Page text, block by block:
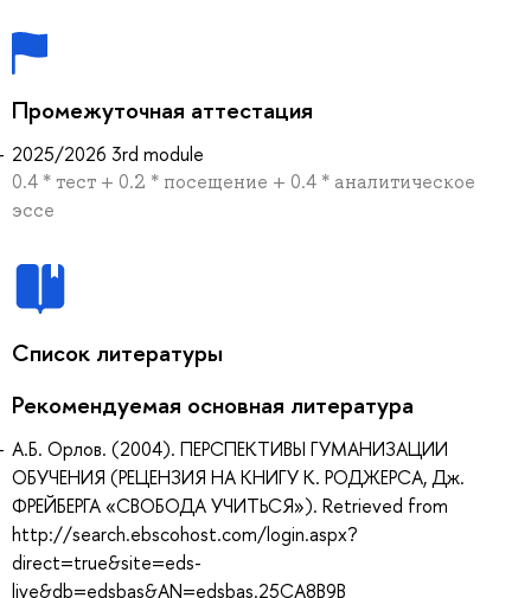
Промежуточная аттестация
2025/2026 3rd module
0.4 * тест + 0.2 * посещение + 0.4 * аналитическое
эссе
Список литературы
Рекомендуемая основная литература
А.Б. Орлов. (2004). ПЕРСПЕКТИВЫ ГУМАНИЗАЦИИ
ОБУЧЕНИЯ (РЕЦЕНЗИЯ НА КНИГУ К. РОДЖЕРСА, Дж.
ФРЕЙБЕРГА «СВОБОДА УЧИТЬСЯ»). Retrieved from
http://search.ebscohost.com/login.aspx?
direct=true&site=eds-
live&db=edsbas&AN=edsbas.25CA8B9B